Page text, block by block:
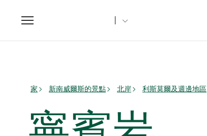
Toggle
navigation
家 新南威爾斯的景點 北岸 利斯莫爾及週邊地區